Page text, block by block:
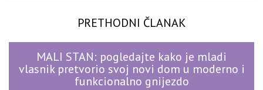
PRETHODNI ČLANAK
MALI STAN: pogledajte kako je mladi
vlasnik pretvorio svoj novi dom u moderno i
funkcionalno gnijezdo